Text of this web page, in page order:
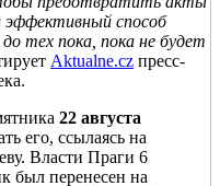
способ
тех пока, пока не будет
Aktualne.cz пресс-
22 августа
его, ссылаясь на
Власти Праги 6
был перенесен на